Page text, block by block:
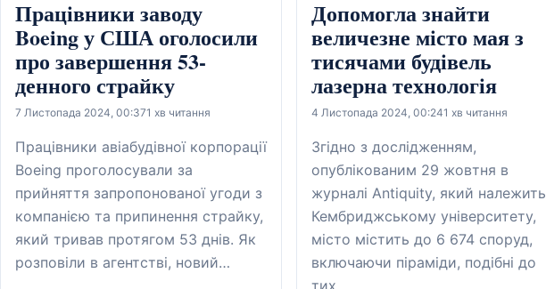
Працівники заводу
Boeing у США оголосили
про завершення 53-
денного страйку
7 Листопада 2024, 00:371 хв читання
Працівники авіабудівної корпорації
Boeing проголосували за
прийняття запропонованої угоди з
компанією та припинення страйку,
який тривав протягом 53 днів. Як
розповіли в агентстві, новий…
Допомогла знайти
величезне місто мая з
тисячами будівель
лазерна технологія
4 Листопада 2024, 00:241 хв читання
Згідно з дослідженням,
опублікованим 29 жовтня в
журналі Antiquity, який належить
Кембриджському університету,
місто містить до 6 674 споруд,
включаючи піраміди, подібні до
тих,…